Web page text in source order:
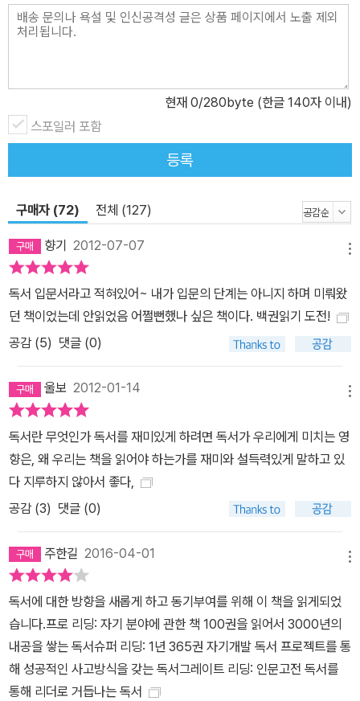
던 사람이 꿈의 성취를 확신하는 사람으로, 소위 성공자의 사고방식
을 가진 사람으로 완벽하게 변화할 수 있다고 말한다. 저자가 산 증인
면 행동이 바뀌고, 성공할 수밖에 없는 생각과 행동을 하게 된다. 그
결과 성공자로 변화하게 되는 것이다. 실제 이러한 독서법을 통해 인
생의 변화를 느낀 당사자들이 자신들의 독서와 인생변화 이야기를 부
록에 간략히 담고 있다. 뿐만 아니라 독서를 시작하고자 하는 마음으
는 이들을 위해, 독서 팁과 독서 리스트도 수록하고 있다.
현재 0/280byte (한글 140자 이내)
스포일러 포함
등록
구매자 (72) 전체 (127)
향기 2012-07-07
독서 입문서라고 적혀있어~ 내가 입문의 단계는 아니지 하며 미뤄왔
던 책이었는데 안읽었음 어쩔뻔했나 싶은 책이다. 백권읽기 도전!
공감 (5) 댓글 (0)
울보 2012-01-14
독서란 무엇인가 독서를 재미있게 하려면 독서가 우리에게 미치는 영
향은, 왜 우리는 책을 읽어야 하는가를 재미와 설득력있게 말하고 있
다 지루하지 않아서 좋다,
공감 (3) 댓글 (0)
주한길 2016-04-01
독서에 대한 방향을 새롭게 하고 동기부여를 위해 이 책을 읽게되었
습니다.프로 리딩: 자기 분야에 관한 책 100권을 읽어서 3000년의
내공을 쌓는 독서슈퍼 리딩: 1년 365권 자기개발 독서 프로젝트를 통
해 성공적인 사고방식을 갖는 독서그레이트 리딩: 인문고전 독서를
통해 리더로 거듭나는 독서